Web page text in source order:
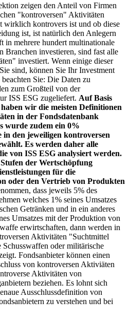
zeigen den Anteil von Firmen
"kontroversen" Aktivitäten
wirklich kontrovers ist und ob diese
ist, ist natürlich den Anlegern
in mehrere hundert multinationale
Branchen investieren, sind fast alle
investiert. Wenn einige dieser
sind, können Sie Ihr Investment
Sie: Die Daten zu
zum Großteil von der
ISS ESG zugeliefert. Auf Basis
wir die meisten Definitionen
in der Fondsdatenbank
wurde zudem ein 0%
den jeweiligen kontroversen
Es werden daher alle
von ISS ESG analysiert werden.
der Wertschöpfung
für die
oder den Vertrieb von Produkten
dass jeweils 5% des
welches 1% seines Umsatzes
Getränken und in ein anderes
Umsatzes mit der Produktion von
erwirtschaften, dann werden in
Aktivitäten "Suchtmittel
oder militärische
Fondsanbieter können einen
von kontroversen Aktiviäten
Aktivitäten von
beziehen. Es lohnt sich
Ausschlussdefinition von
zu verstehen und bei